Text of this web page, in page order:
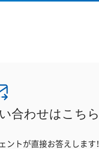
合わせはこちら
ントが直接お答えします！